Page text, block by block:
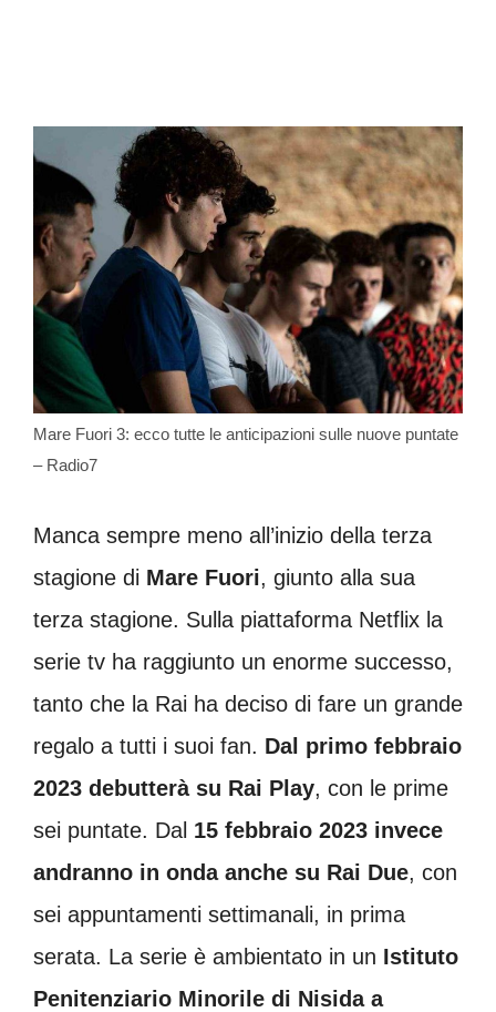
Mare Fuori 3: ecco tutte le anticipazioni sulle nuove puntate
– Radio7
Manca sempre meno all’inizio della terza
stagione di Mare Fuori, giunto alla sua
terza stagione. Sulla piattaforma Netflix la
serie tv ha raggiunto un enorme successo,
tanto che la Rai ha deciso di fare un grande
regalo a tutti i suoi fan. Dal primo febbraio
2023 debutterà su Rai Play, con le prime
sei puntate. Dal 15 febbraio 2023 invece
andranno in onda anche su Rai Due, con
sei appuntamenti settimanali, in prima
serata. La serie è ambientato in un Istituto
Penitenziario Minorile di Nisida a